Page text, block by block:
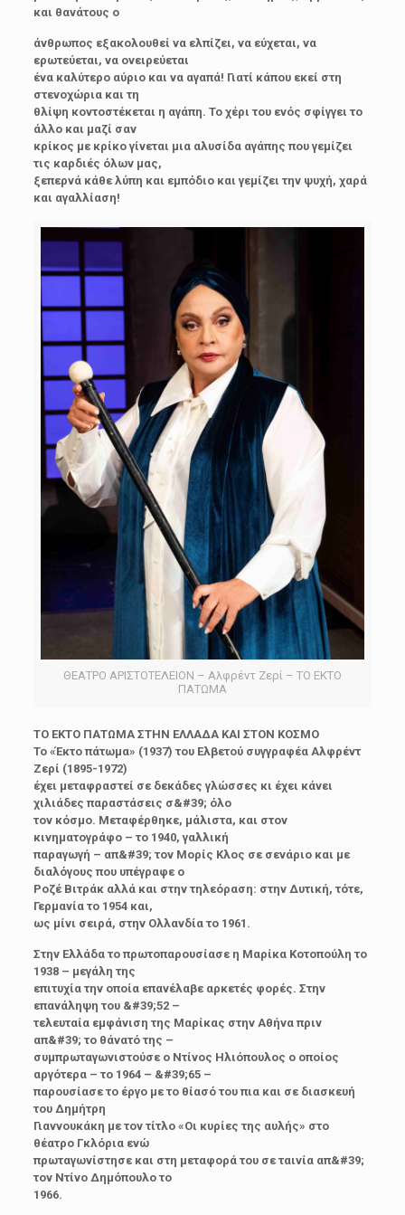
και θανάτους ο
άνθρωπος εξακολουθεί να ελπίζει, να εύχεται, να
ερωτεύεται, να ονειρεύεται
ένα καλύτερο αύριο και να αγαπά! Γιατί κάπου εκεί στη
στενοχώρια και τη
θλίψη κοντοστέκεται η αγάπη. Το χέρι του ενός σφίγγει το
άλλο και μαζί σαν
κρίκος με κρίκο γίνεται μια αλυσίδα αγάπης που γεμίζει
τις καρδιές όλων μας,
ξεπερνά κάθε λύπη και εμπόδιο και γεμίζει την ψυχή, χαρά
και αγαλλίαση!
ΘΕΑΤΡΟ ΑΡΙΣΤΟΤΕΛΕΙΟΝ – Αλφρέντ Ζερί – ΤΟ ΕΚΤΟ
ΠΑΤΩΜΑ
ΤΟ ΕΚΤΟ ΠΑΤΩΜΑ ΣΤΗΝ ΕΛΛΑΔΑ ΚΑΙ ΣΤΟΝ ΚΟΣΜΟ
Το «Έκτο πάτωμα» (1937) του Ελβετού συγγραφέα Αλφρέντ
Ζερί (1895-1972)
έχει μεταφραστεί σε δεκάδες γλώσσες κι έχει κάνει
χιλιάδες παραστάσεις σ&#39; όλο
τον κόσμο. Μεταφέρθηκε, μάλιστα, και στον
κινηματογράφο – το 1940, γαλλική
παραγωγή – απ&#39; τον Μορίς Κλος σε σενάριο και με
διαλόγους που υπέγραφε ο
Ροζέ Βιτράκ αλλά και στην τηλεόραση: στην Δυτική, τότε,
Γερμανία το 1954 και,
ως μίνι σειρά, στην Ολλανδία το 1961.
Στην Ελλάδα το πρωτοπαρουσίασε η Μαρίκα Κοτοπούλη το
1938 – μεγάλη της
επιτυχία την οποία επανέλαβε αρκετές φορές. Στην
επανάληψη του &#39;52 –
τελευταία εμφάνιση της Μαρίκας στην Αθήνα πριν
απ&#39; το θάνατό της –
συμπρωταγωνιστούσε ο Ντίνος Ηλιόπουλος ο οποίος
αργότερα – το 1964 – &#39;65 –
παρουσίασε το έργο με το θίασό του πια και σε διασκευή
του Δημήτρη
Γιαννουκάκη με τον τίτλο «Οι κυρίες της αυλής» στο
θέατρο Γκλόρια ενώ
πρωταγωνίστησε και στη μεταφορά του σε ταινία απ&#39;
τον Ντίνο Δημόπουλο το
1966.